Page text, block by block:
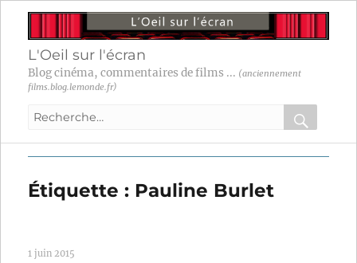
L'Oeil sur l'écran
Blog cinéma, commentaires de films ... (anciennement
films.blog.lemonde.fr)
Recherche
:
OK
Étiquette : Pauline Burlet
1 juin 2015